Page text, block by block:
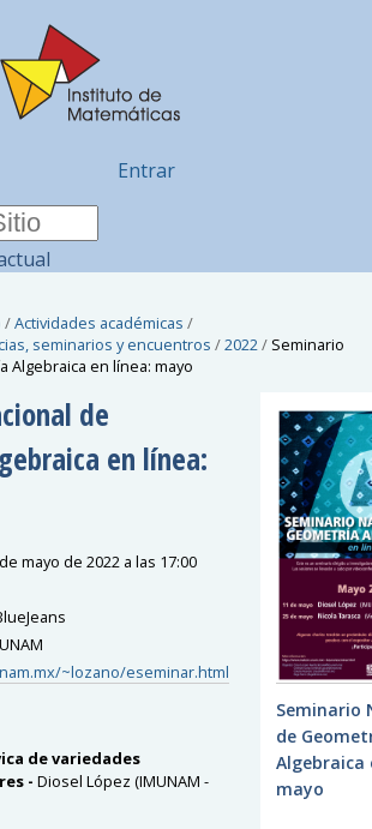
Entrar
/Actividades académicas /
seminarios y encuentros /2022/ Seminario
Algebraica en línea: mayo
de
en línea:
mayo de 2022 a las 17:00
~lozano/eseminar.html
de variedades
-Diosel López (IMUNAM -
Seminario
de
Algebraica
mayo